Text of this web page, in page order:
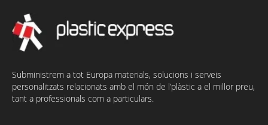
Subministrem a tot Europa materials, solucions i serveis
personalitzats relacionats amb el món de l’plàstic a el millor preu,
tant a professionals com a particulars.